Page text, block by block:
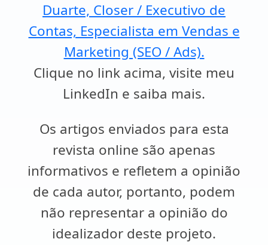
Duarte, Closer / Executivo de
Contas, Especialista em Vendas e
Marketing (SEO / Ads).
Clique no link acima, visite meu
LinkedIn e saiba mais.
Os artigos enviados para esta
revista online são apenas
informativos e refletem a opinião
de cada autor, portanto, podem
não representar a opinião do
idealizador deste projeto.